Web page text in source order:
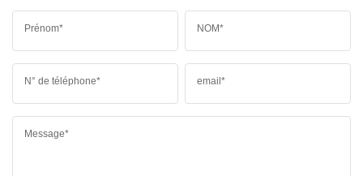
Prénom* NOM*
N° de téléphone* email*
Message*